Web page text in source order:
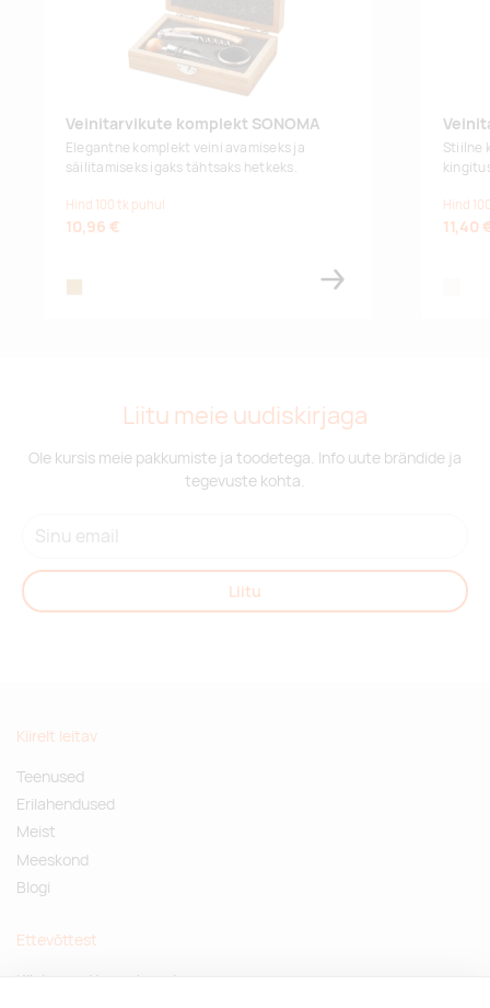
Veinitarvikute komplekt SONOMA
Elegantne komplekt veini avamiseks ja
säilitamiseks igaks tähtsaks hetkeks.
Hind 100 tk puhul
10,96 €
Stiilne
Hind
11,40
Liitu meie uudiskirjaga
Ole kursis meie pakkumiste ja toodetega. Info uute brändide ja
tegevuste kohta.
Liitu
Kiirelt leitav
Teenused
Erilahendused
Meist
Meeskond
Blogi
Ettevõttest
Küsimused ja vastused